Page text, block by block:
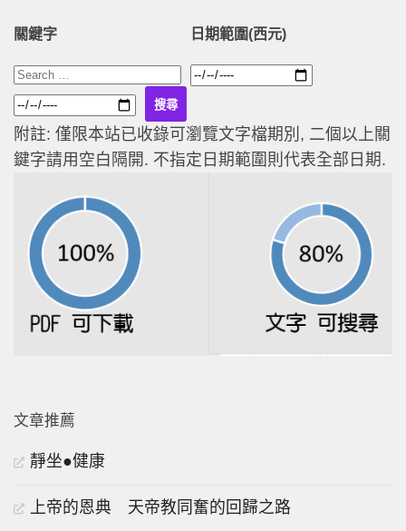
關鍵字 日期範圍(西元)
附註: 僅限本站已收錄可瀏覽文字檔期別, 二個以上關
鍵字請用空白隔開. 不指定日期範圍則代表全部日期.
文章推薦
靜坐●健康
上帝的恩典 天帝教同奮的回歸之路